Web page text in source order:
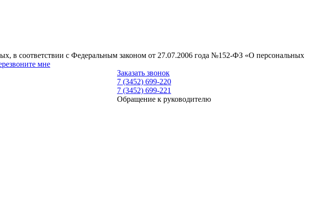
в соответствии с Федеральным законом от 27.07.2006 года №152-ФЗ «О персональных
мне
Заказать звонок
7 (3452) 699-220
7 (3452) 699-221
Обращение к руководителю